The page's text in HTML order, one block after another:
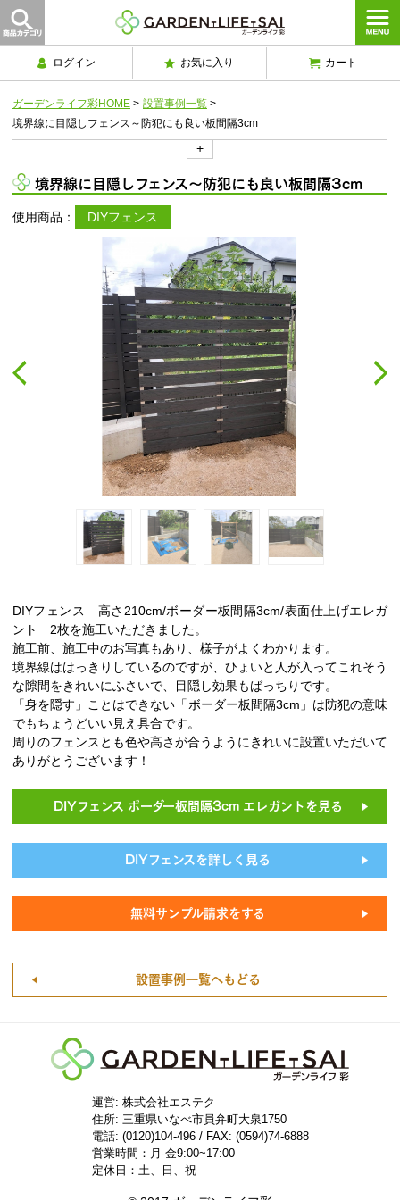
ログイン お気に入り カート
ガーデンライフ彩HOME > 設置事例一覧 >
境界線に目隠しフェンス～防犯にも良い板間隔3cm
+
境界線に目隠しフェンス～防犯にも良い板間隔3cm
使用商品： DIYフェンス
DIYフェンス 高さ210cm/ボーダー板間隔3cm/表面仕上げエレガ
ント 2枚を施工いただきました。
施工前、施工中のお写真もあり、様子がよくわかります。
境界線ははっきりしているのですが、ひょいと人が入ってこれそう
な隙間をきれいにふさいで、目隠し効果もばっちりです。
「身を隠す」ことはできない「ボーダー板間隔3cm」は防犯の意味
でもちょうどいい見え具合です。
周りのフェンスとも色や高さが合うようにきれいに設置いただいて
ありがとうございます！
DIYフェンス ボーダー板間隔3cm エレガントを見る
DIYフェンスを詳しく見る
無料サンプル請求をする
設置事例一覧へもどる
運営: 株式会社エステク
住所: 三重県いなべ市員弁町大泉1750
電話: (0120)104-496 / FAX: (0594)74-6888
営業時間：月-金9:00~17:00
定休日：土、日、祝